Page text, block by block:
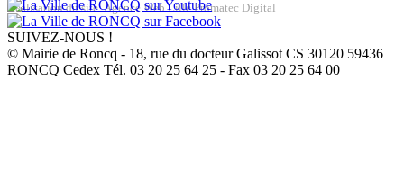
Réalisation du site: Agence Web Lille Promatec Digital
SUIVEZ-NOUS !
© Mairie de Roncq - 18, rue du docteur Galissot CS 30120 59436
RONCQ Cedex Tél. 03 20 25 64 25 - Fax 03 20 25 64 00